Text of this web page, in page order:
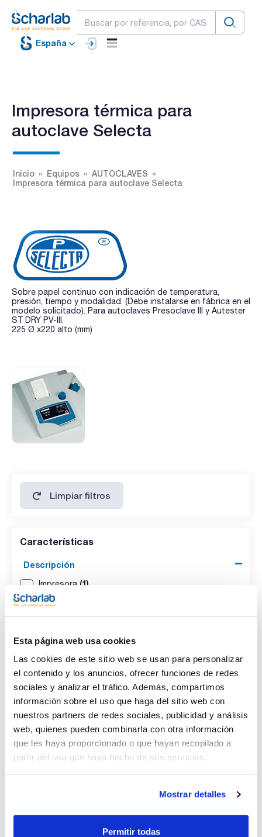
Esta página web usa cookies
Las cookies de este sitio web se usan para personalizar
el contenido y los anuncios, ofrecer funciones de redes
sociales y analizar el tráfico. Además, compartimos
información sobre el uso que haga del sitio web con
nuestros partners de redes sociales, publicidad y análisis
web, quienes pueden combinarla con otra información
que les haya proporcionado o que hayan recopilado a
partir del uso que haya hecho de sus servicios.
Mostrar detalles
Permitir todas
España
Impresora térmica para
autoclave Selecta
Inicio Equipos
AUTOCLAVES
Impresora térmica para autoclave Selecta
Sobre papel continuo con indicación de temperatura,
presión, tiempo y modalidad. (Debe instalarse en fábrica en el
modelo solicitado). Para autoclaves Presoclave III y Autester
ST DRY PV-III.
225 Ø x220 alto (mm)
Limpiar filtros
Características
Descripción
Impresora (1)
Pack (u.)
Descripción
Impresora 1
Comprar